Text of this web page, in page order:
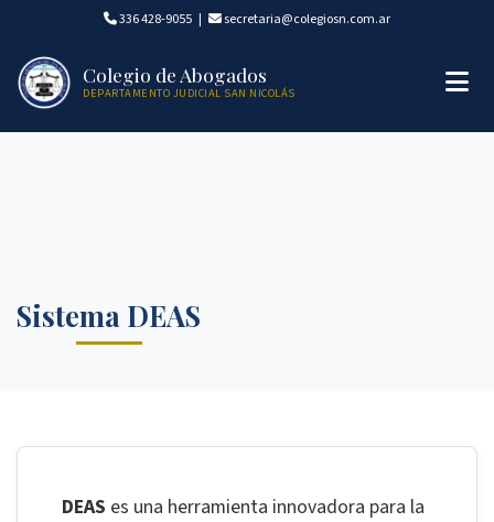
336 428-9055 | secretaria@colegiosn.com.ar
Colegio de Abogados
DEPARTAMENTO JUDICIAL SAN NICOLÁS
Sistema DEAS
DEAS es una herramienta innovadora para la